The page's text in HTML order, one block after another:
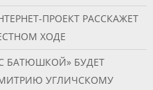
ПРОЕКТ РАССКАЖЕТ
ХОДЕ
БАТЮШКОЙ» БУДЕТ
УГЛИЧСКОМУ